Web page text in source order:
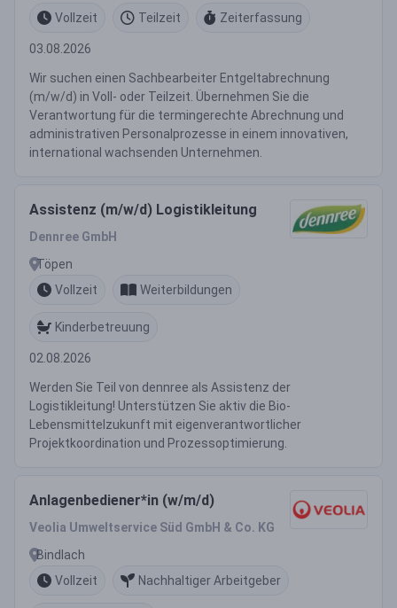
Vollzeit
Teilzeit Zeiterfassung
03.08.2026
Wir suchen einen Sachbearbeiter Entgeltabrechnung
(m/w/d) in Voll- oder Teilzeit. Übernehmen Sie die
Verantwortung für die termingerechte Abrechnung und
administrativen Personalprozesse in einem innovativen,
international wachsenden Unternehmen.
Assistenz (m/w/d) Logistikleitung
Dennree GmbH
Töpen
Vollzeit
Weiterbildungen
Kinderbetreuung
02.08.2026
Werden Sie Teil von dennree als Assistenz der
Logistikleitung! Unterstützen Sie aktiv die Bio-
Lebensmittelzukunft mit eigenverantwortlicher
Projektkoordination und Prozessoptimierung.
Anlagenbediener*in (w/m/d)
Veolia Umweltservice Süd GmbH & Co. KG
Bindlach
Vollzeit
Nachhaltiger Arbeitgeber